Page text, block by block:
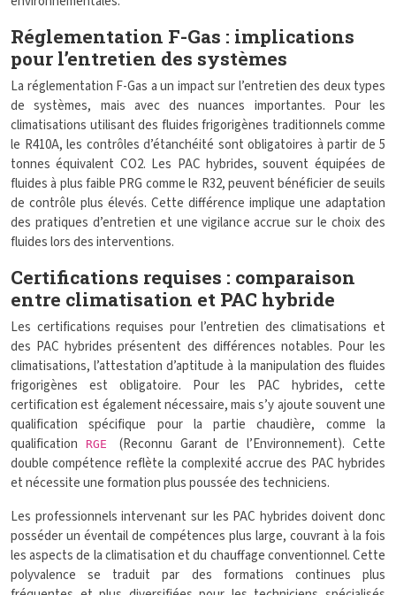
Réglementation F-Gas : implications
pour l’entretien des systèmes
La réglementation F-Gas a un impact sur l’entretien des deux types
de systèmes, mais avec des nuances importantes. Pour les
climatisations utilisant des fluides frigorigènes traditionnels comme
le R410A, les contrôles d’étanchéité sont obligatoires à partir de 5
tonnes équivalent CO2. Les PAC hybrides, souvent équipées de
fluides à plus faible PRG comme le R32, peuvent bénéficier de seuils
de contrôle plus élevés. Cette différence implique une adaptation
des pratiques d’entretien et une vigilance accrue sur le choix des
fluides lors des interventions.
Certifications requises : comparaison
entre climatisation et PAC hybride
Les certifications requises pour l’entretien des climatisations et
des PAC hybrides présentent des différences notables. Pour les
climatisations, l’attestation d’aptitude à la manipulation des fluides
frigorigènes est obligatoire. Pour les PAC hybrides, cette
certification est également nécessaire, mais s’y ajoute souvent une
qualification spécifique pour la partie chaudière, comme la
qualification
RGE (Reconnu Garant de l’Environnement). Cette
double compétence reflète la complexité accrue des PAC hybrides
et nécessite une formation plus poussée des techniciens.
Les professionnels intervenant sur les PAC hybrides doivent donc
posséder un éventail de compétences plus large, couvrant à la fois
les aspects de la climatisation et du chauffage conventionnel. Cette
polyvalence se traduit par des formations continues plus